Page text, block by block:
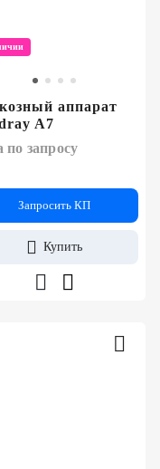
аппарат
A7
по запросу
Запросить КП
Купить